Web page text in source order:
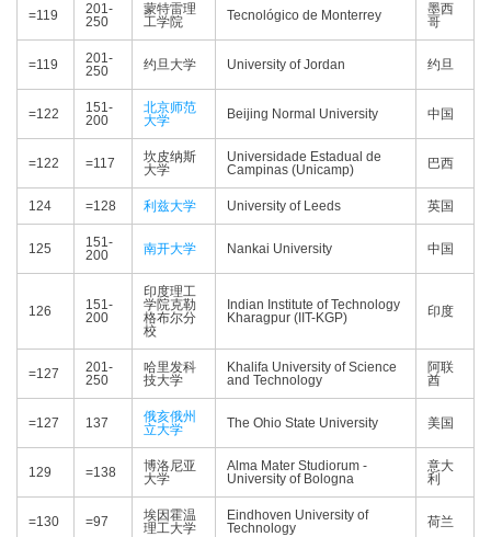
=119
201-
250
蒙特雷理
工学院
Tecnológico de Monterrey
墨西
哥
=119
201-
250
约旦大学 University of Jordan 约旦
=122
151-
200
北京师范
大学
Beijing Normal University 中国
=122 =117
坎皮纳斯
大学
Universidade Estadual de
Campinas (Unicamp)
巴西
124 =128 利兹大学 University of Leeds 英国
125
151-
200
南开大学 Nankai University 中国
126
151-
200
印度理工
学院克勒
格布尔分
校
Indian Institute of Technology
Kharagpur (IIT-KGP)
印度
=127
201-
250
哈里发科
技大学
Khalifa University of Science
and Technology
阿联
酋
=127 137
俄亥俄州
立大学
The Ohio State University 美国
129 =138
博洛尼亚
大学
Alma Mater Studiorum -
University of Bologna
意大
利
=130 =97
埃因霍温
理工大学
Eindhoven University of
Technology
荷兰